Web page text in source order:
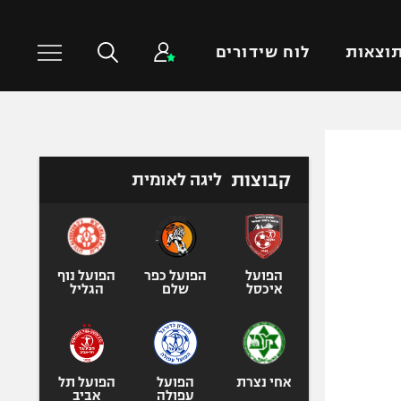
תוצאות לוח שידורים
טניס
כדורעף
אגרוף
ספורט אולימפי
קבוצות ליגה לאומית
הפועל
איכסל
הפועל כפר
שלם
הפועל נוף
הגליל
אחי נצרת
הפועל
עפולה
הפועל תל
אביב